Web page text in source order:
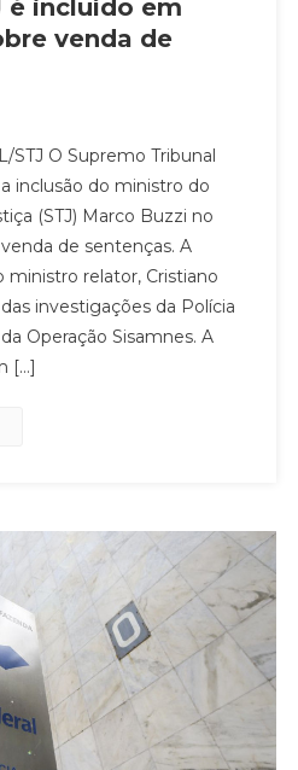
é incluído em
venda de
STJ O Supremo Tribunal
inclusão do ministro do
(STJ) Marco Buzzi no
de sentenças. A
ministro relator, Cristiano
investigações da Polícia
Operação Sisamnes. A
[…]